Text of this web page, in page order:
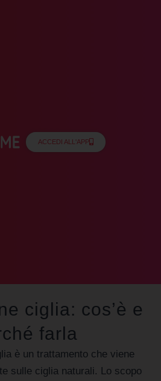
ACCEDI ALL'APP
ciglia: cos’è e
farla
è un trattamento che viene
sulle ciglia naturali. Lo scopo